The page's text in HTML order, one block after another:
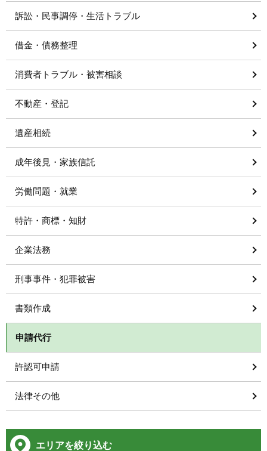
訴訟・民事調停・生活トラブル
借金・債務整理
消費者トラブル・被害相談
不動産・登記
遺産相続
成年後見・家族信託
労働問題・就業
特許・商標・知財
企業法務
刑事事件・犯罪被害
書類作成
申請代行
許認可申請
法律その他
エリアを絞り込む